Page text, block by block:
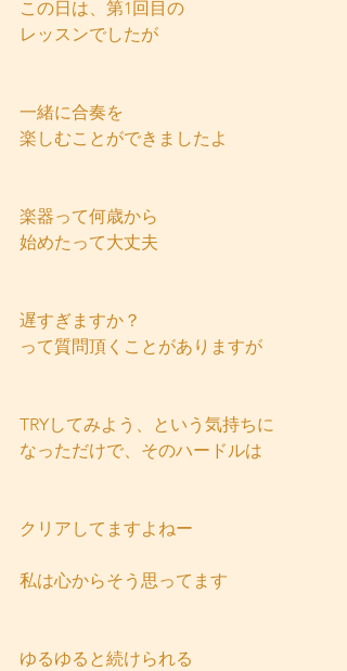
この日は、第1回目の
レッスンでしたが
一緒に合奏を
楽しむことができましたよ
楽器って何歳から
始めたって大丈夫
遅すぎますか？
って質問頂くことがありますが
TRYしてみよう、という気持ちに
なっただけで、そのハードルは
クリアしてますよねー
私は心からそう思ってます
ゆるゆると続けられる